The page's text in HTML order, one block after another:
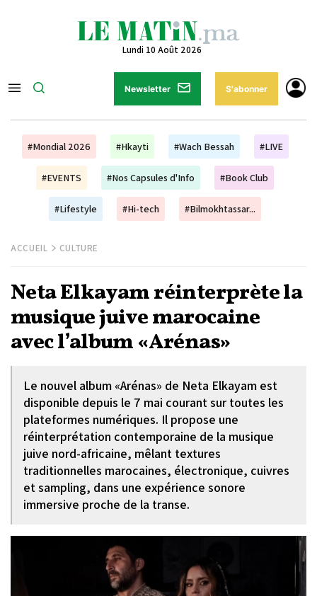
Lundi 10 Août 2026
Newsletter S'abonner
#Mondial 2026 #Hkayti #Wach Bessah #LIVE
#EVENTS #Nos Capsules d'Info #Book Club
#Lifestyle #Hi-tech #Bilmokhtassar...
ACCUEIL CULTURE
Neta Elkayam réinterprète la
musique juive marocaine
avec l’album «Arénas»
Le nouvel album «Arénas» de Neta Elkayam est
disponible depuis le 7 mai courant sur toutes les
plateformes numériques. Il propose une
réinterprétation contemporaine de la musique
juive nord-africaine, mêlant textures
traditionnelles marocaines, électronique, cuivres
et sampling, dans une expérience sonore
immersive proche de la transe.